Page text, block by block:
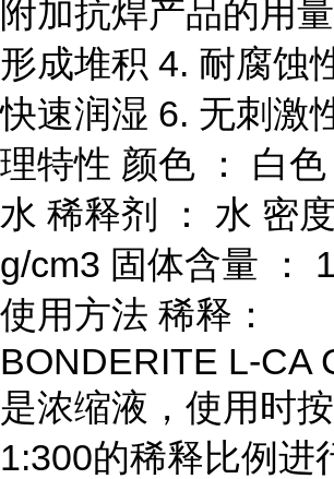
附加抗焊产品的用
形成堆积 4. 耐腐蚀
快速润湿 6. 无刺激
理特性 颜色 ： 白色
水 稀释剂 ： 水 密
g/cm3 固体含量 ：
使用方法 稀释：
BONDERITE L-CA
是浓缩液，使用时
1:300的稀释比例进